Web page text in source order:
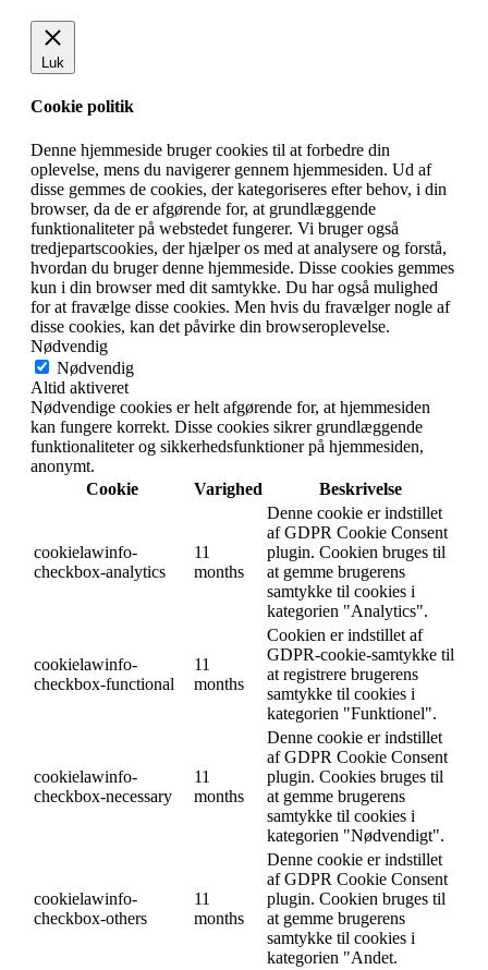
Luk
Cookie politik
Denne hjemmeside bruger cookies til at forbedre din
oplevelse, mens du navigerer gennem hjemmesiden. Ud af
disse gemmes de cookies, der kategoriseres efter behov, i din
browser, da de er afgørende for, at grundlæggende
funktionaliteter på webstedet fungerer. Vi bruger også
tredjepartscookies, der hjælper os med at analysere og forstå,
hvordan du bruger denne hjemmeside. Disse cookies gemmes
kun i din browser med dit samtykke. Du har også mulighed
for at fravælge disse cookies. Men hvis du fravælger nogle af
disse cookies, kan det påvirke din browseroplevelse.
Nødvendig
Nødvendig
Altid aktiveret
Nødvendige cookies er helt afgørende for, at hjemmesiden
kan fungere korrekt. Disse cookies sikrer grundlæggende
funktionaliteter og sikkerhedsfunktioner på hjemmesiden,
anonymt.
Cookie
Varighed Beskrivelse
cookielawinfo-
checkbox-analytics
11
months
Denne cookie er indstillet
af GDPR Cookie Consent
plugin. Cookien bruges til
at gemme brugerens
samtykke til cookies i
kategorien "Analytics".
cookielawinfo-
checkbox-functional
11
months
Cookien er indstillet af
GDPR-cookie-samtykke til
at registrere brugerens
samtykke til cookies i
kategorien "Funktionel".
cookielawinfo-
checkbox-necessary
11
months
Denne cookie er indstillet
af GDPR Cookie Consent
plugin. Cookies bruges til
at gemme brugerens
samtykke til cookies i
kategorien "Nødvendigt".
cookielawinfo-
checkbox-others
11
months
Denne cookie er indstillet
af GDPR Cookie Consent
plugin. Cookien bruges til
at gemme brugerens
samtykke til cookies i
kategorien "Andet.